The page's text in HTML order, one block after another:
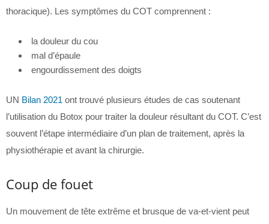
thoracique). Les symptômes du COT comprennent :
la douleur du cou
mal d’épaule
engourdissement des doigts
UN Bilan 2021 ont trouvé plusieurs études de cas soutenant
l’utilisation du Botox pour traiter la douleur résultant du COT. C’est
souvent l’étape intermédiaire d’un plan de traitement, après la
physiothérapie et avant la chirurgie.
Coup de fouet
Un mouvement de tête extrême et brusque de va-et-vient peut